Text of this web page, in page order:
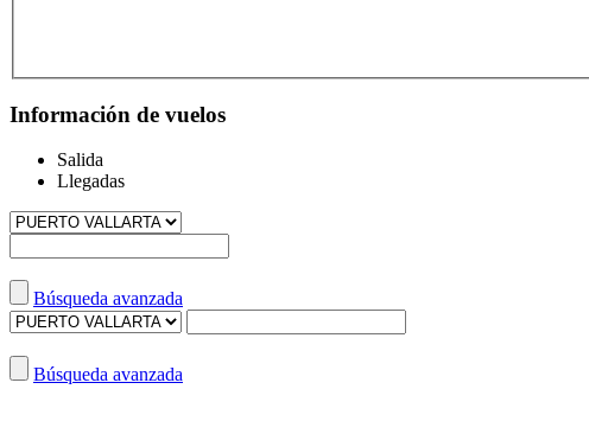
Información de vuelos
Salida
Llegadas
Búsqueda avanzada
Búsqueda avanzada